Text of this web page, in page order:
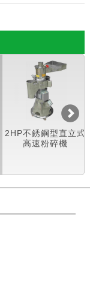
2HP不銹鋼型直立式
高速粉碎機